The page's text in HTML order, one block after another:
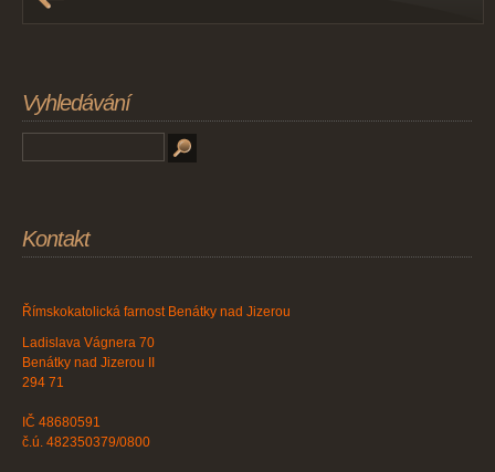
Vyhledávání
Kontakt
Římskokatolická farnost Benátky nad Jizerou
Ladislava Vágnera 70
Benátky nad Jizerou II
294 71
IČ 48680591
č.ú. 482350379/0800